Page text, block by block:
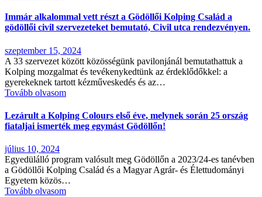
Immár alkalommal vett részt a Gödöllői Kolping Család a
gödöllői civil szervezeteket bemutató, Civil utca rendezvényen.
szeptember 15, 2024
A 33 szervezet között közösségünk pavilonjánál bemutathattuk a
Kolping mozgalmat és tevékenykedtünk az érdeklődőkkel: a
gyerekeknek tartott kézműveskedés és az…
Tovább olvasom
Lezárult a Kolping Colours első éve, melynek során 25 ország
fiataljai ismerték meg egymást Gödöllőn!
július 10, 2024
Egyedülálló program valósult meg Gödöllőn a 2023/24-es tanévben
a Gödöllői Kolping Család és a Magyar Agrár- és Élettudományi
Egyetem közös…
Tovább olvasom